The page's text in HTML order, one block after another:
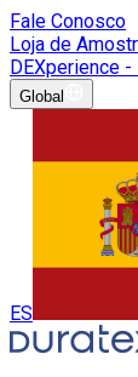
Fale Conosco
Loja de
DEXperience
Global
ES